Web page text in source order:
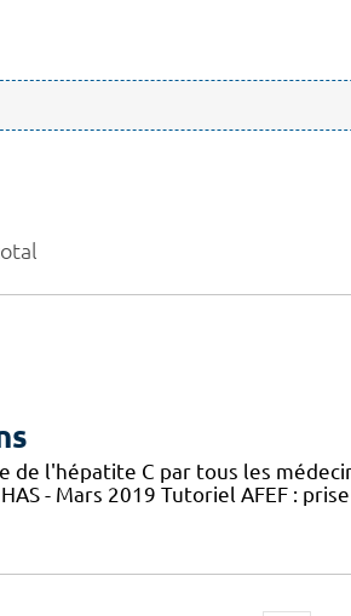
de l'hépatite C par tous les
- Mars 2019 Tutoriel AFEF :